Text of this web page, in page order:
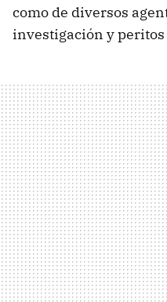
como de diversos
investigación y